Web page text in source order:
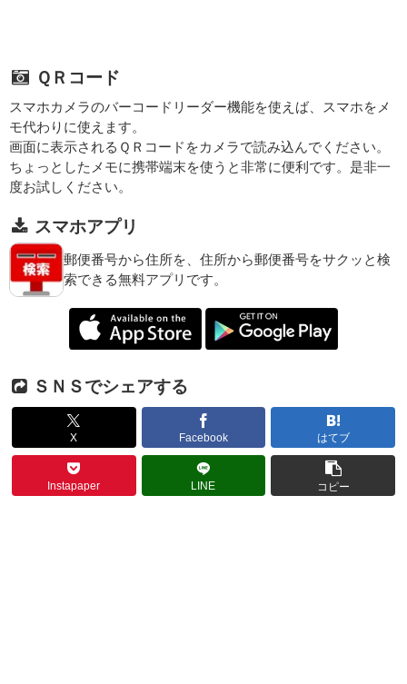
ＱＲコード
スマホカメラのバーコードリーダー機能を使えば、スマホをメ
モ代わりに使えます。
画面に表示されるＱＲコードをカメラで読み込んでください。
ちょっとしたメモに携帯端末を使うと非常に便利です。是非一
度お試しください。
スマホアプリ
郵便番号から住所を、住所から郵便番号をサクッと検
索できる無料アプリです。
ＳＮＳでシェアする
X Facebook はてブ
Instapaper LINE コピー